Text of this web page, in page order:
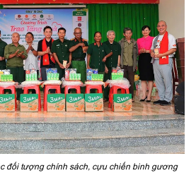
đối tượng chính sách, cựu chiến binh gương